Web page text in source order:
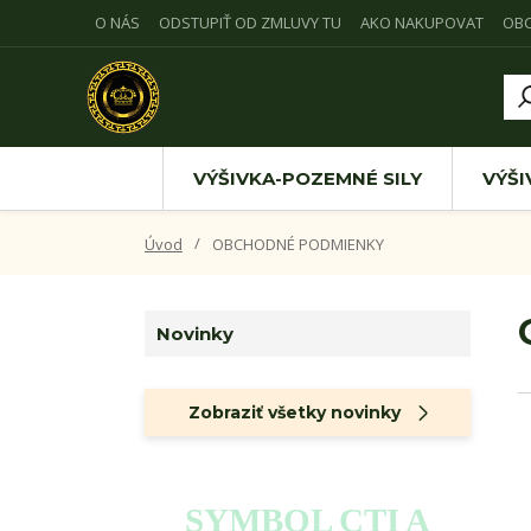
O NÁS ODSTUPIŤ OD ZMLUVY TU AKO NAKUPOVAT
VÝŠIVKA-POZEMNÉ SILY
Úvod OBCHODNÉ PODMIENKY
Novinky
Zobraziť všetky novinky
SYMBOL CTI A